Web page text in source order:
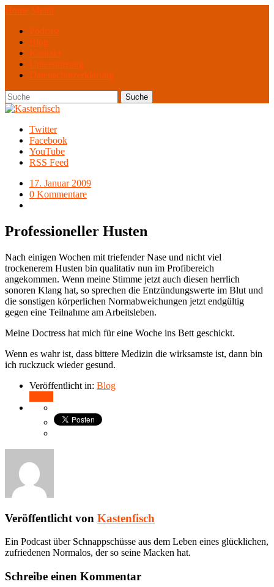
Home Menü
Podcast
Blog
Kontakt
Unterstützung
Datenschutzerklärung
Twitter
Facebook
YouTube
RSS Feed
17. Januar 2009
0 Kommentare
Professioneller Husten
Nach einigen Wochen mit triefender Nase und nicht viel
trockenerem Husten bin qualitativ nun im Profibereich
angekommen. Wenn meine Stimme jetzt auch diesen herrlich
sonoren Klang hat, so sprechen die Entzündungswerte im Blut und
die sonstigen körperlichen Normabweichungen jetzt endgültig
gegen eine Teilnahme am Arbeitsleben.
Meine Doctress hat mich für eine Woche ins Bett geschickt.
Wenn es wahr ist, dass bittere Medizin die wirksamste ist, dann bin
ich ruckzuck wieder gesund.
Veröffentlicht in: Blog
Veröffentlicht von Kastenfisch
Ein Podcast über Schnappschüsse aus dem Leben eines glücklichen,
zufriedenen Normalos, der so seine Macken hat.
Schreibe einen Kommentar